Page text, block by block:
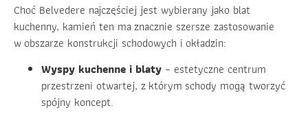
Choć Belvedere najczęściej jest wybierany jako blat
kuchenny, kamień ten ma znacznie szersze zastosowanie
w obszarze konstrukcji schodowych i okładzin:
Wyspy kuchenne i blaty – estetyczne centrum
przestrzeni otwartej, z którym schody mogą tworzyć
spójny koncept.